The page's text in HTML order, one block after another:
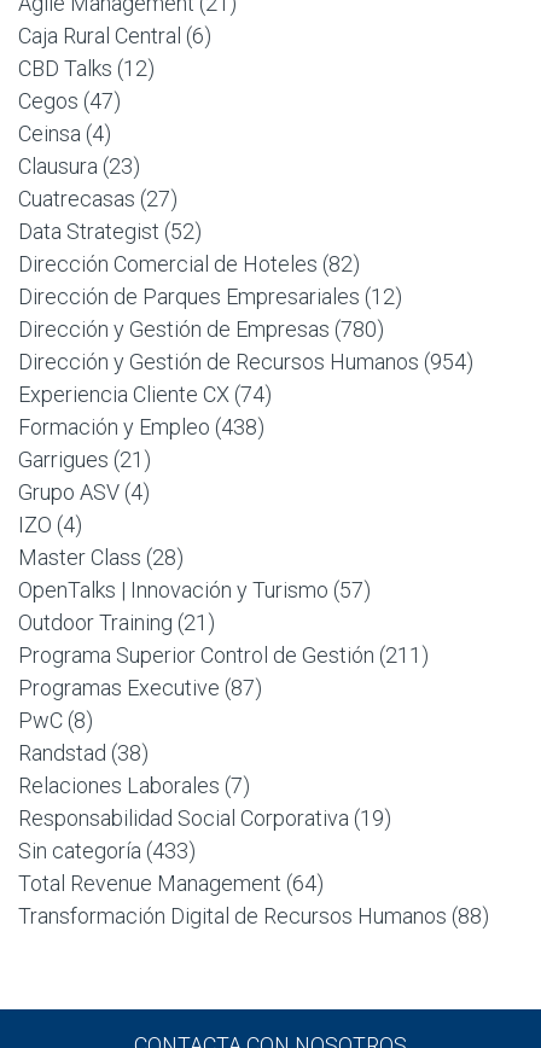
Caja Rural Central (6)
CBD Talks (12)
Cegos (47)
Ceinsa (4)
Clausura (23)
Cuatrecasas (27)
Data Strategist (52)
Dirección Comercial de Hoteles (82)
Dirección de Parques Empresariales (12)
Dirección y Gestión de Empresas (780)
Dirección y Gestión de Recursos Humanos (954)
Experiencia Cliente CX (74)
Formación y Empleo (438)
Garrigues (21)
Grupo ASV (4)
IZO (4)
Master Class (28)
OpenTalks | Innovación y Turismo (57)
Outdoor Training (21)
Programa Superior Control de Gestión (211)
Programas Executive (87)
PwC (8)
Randstad (38)
Relaciones Laborales (7)
Responsabilidad Social Corporativa (19)
Sin categoría (433)
Total Revenue Management (64)
Transformación Digital de Recursos Humanos (88)